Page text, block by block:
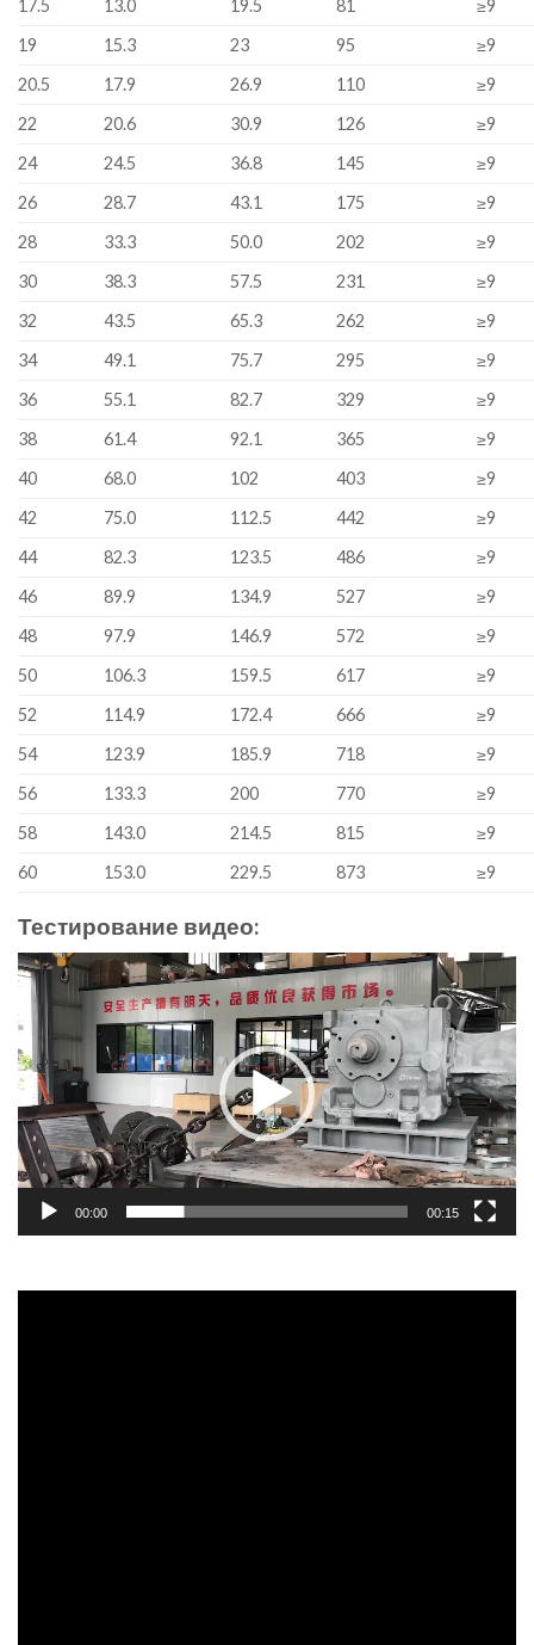
17.5 13.0 19.5 81
≥9
19
15.3 23 95
≥9
20.5
17.9 26.9 110
≥9
22
20.6 30.9 126
≥9
24
24.5 36.8 145
≥9
26
28.7 43.1 175
≥9
28
33.3 50.0 202
≥9
30
38.3 57.5 231
≥9
32
43.5 65.3 262
≥9
34
49.1 75.7 295
≥9
36
55.1 82.7 329
≥9
38
61.4 92.1 365
≥9
40
68.0 102 403
≥9
42
75.0 112.5 442
≥9
44
82.3 123.5 486
≥9
46
89.9 134.9 527
≥9
48
97.9 146.9 572
≥9
50
106.3 159.5 617
≥9
52
114.9 172.4 666
≥9
54
123.9 185.9 718
≥9
56
133.3 200 770
≥9
58
143.0 214.5 815
≥9
60
153.0 229.5 873 ≥9
Тестирование видео:
Video
Player
00:00 00:15